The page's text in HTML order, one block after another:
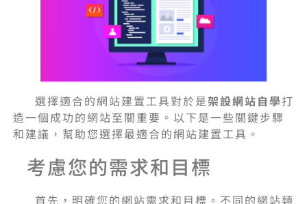
選擇適合的網站建置工具對於是架設網站自學打
造一個成功的網站至關重要。以下是一些關鍵步驟
和建議，幫助您選擇最適合的網站建置工具。
考慮您的需求和目標
首先，明確您的網站需求和目標。不同的網站類